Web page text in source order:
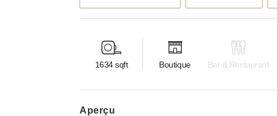
1634 sqft Boutique Bar & Restaurant
aperçu